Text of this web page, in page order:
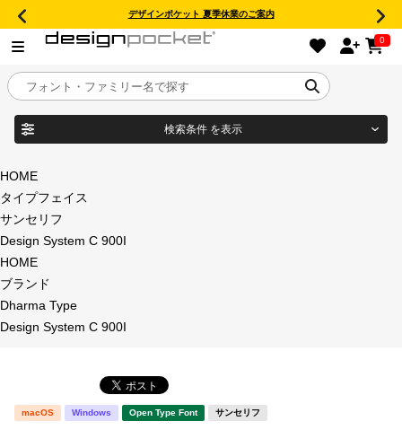
デザインポケット 夏季休業のご案内
0
目的別フォントガイド
特集
おすすめ
年間ライセンス商品
新着一覧
検索条件 を表示
商品名
タイプフェイス
明朝体
角ゴシック
HOME
タイプフェイス
サンセリフ
Design System C 900I
HOME
ブランド
Dharma Type
Design System C 900I
macOS Windows Open Type Font サンセリフ